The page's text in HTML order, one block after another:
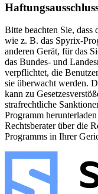
Bitte beachten Sie,
wie z. B. das Spyrix-
anderen Gerät, für das
das Bundes- und
verpflichtet, die
sie überwacht werden.
kann zu
strafrechtliche
Programm
Rechtsberater über die
Programms in Ihrer